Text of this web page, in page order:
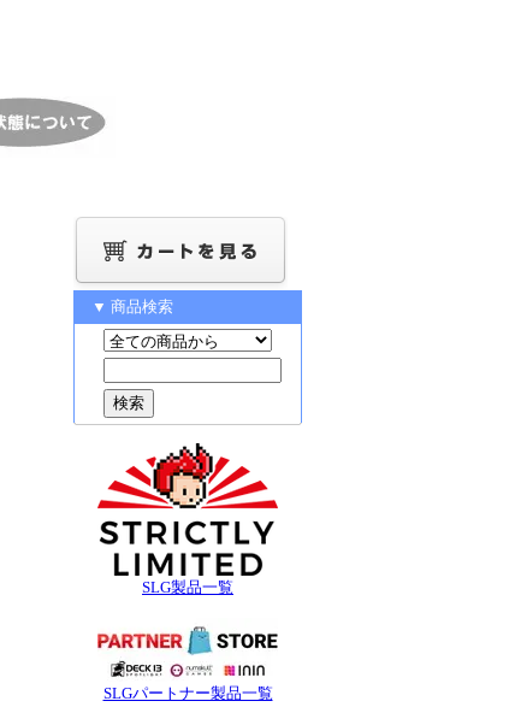
▼ 商品検索
SLG製品一覧
SLGパートナー製品一覧